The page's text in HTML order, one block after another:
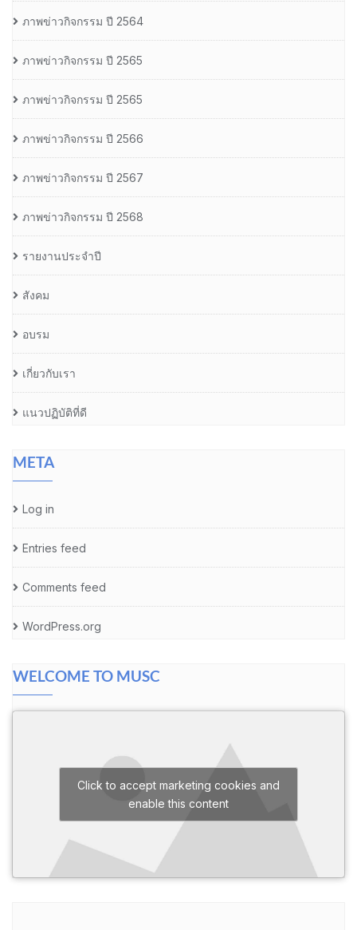
ภาพข่าวกิจกรรม ปี 2564
ภาพข่าวกิจกรรม ปี 2565
ภาพข่าวกิจกรรม ปี 2565
ภาพข่าวกิจกรรม ปี 2566
ภาพข่าวกิจกรรม ปี 2567
ภาพข่าวกิจกรรม ปี 2568
รายงานประจำปี
สังคม
อบรม
เกี่ยวกับเรา
แนวปฏิบัติที่ดี
META
Log in
Entries feed
Comments feed
WordPress.org
WELCOME TO MUSC
Click to accept marketing cookies and
enable this content